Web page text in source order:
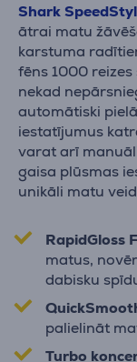
Shark
ātrai matu
karstuma
fēns 1000
nekad
automātiski
iestatījumus
varat arī
gaisa plūsmas
unikāli matu
RapidGloss
matus,
dabisku
palielināt
Turbo